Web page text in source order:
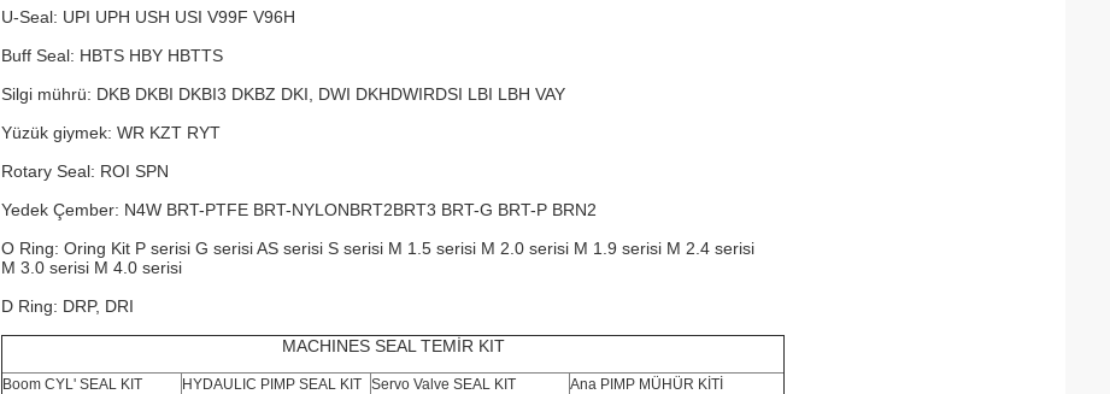
U-Seal: UPI UPH USH USI V99F V96H
Buff Seal: HBTS HBY HBTTS
Silgi mührü: DKB DKBI DKBI3 DKBZ DKI, DWI DKHDWIRDSI LBI LBH VAY
Yüzük giymek: WR KZT RYT
Rotary Seal: ROI SPN
Yedek Çember: N4W BRT-PTFE BRT-NYLONBRT2BRT3 BRT-G BRT-P BRN2
O Ring: Oring Kit P serisi G serisi AS serisi S serisi M 1.5 serisi M 2.0 serisi M 1.9 serisi M 2.4 serisi
M 3.0 serisi M 4.0 serisi
D Ring: DRP, DRI
MACHINES SEAL TEMİR KIT
Boom CYL' SEAL KIT HYDAULIC PIMP SEAL KIT Servo Valve SEAL KIT Ana PIMP MÜHÜR KİTİ